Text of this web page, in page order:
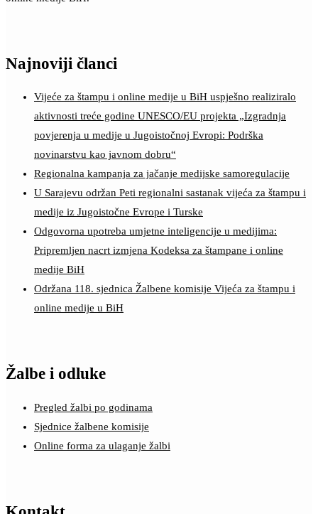
Najnoviji članci
Vijeće za štampu i online medije u BiH uspješno realiziralo
aktivnosti treće godine UNESCO/EU projekta „Izgradnja
povjerenja u medije u Jugoistočnoj Evropi: Podrška
novinarstvu kao javnom dobru“
Regionalna kampanja za jačanje medijske samoregulacije
U Sarajevu održan Peti regionalni sastanak vijeća za štampu i
medije iz Jugoistočne Evrope i Turske
Odgovorna upotreba umjetne inteligencije u medijima:
Pripremljen nacrt izmjena Kodeksa za štampane i online
medije BiH
Održana 118. sjednica Žalbene komisije Vijeća za štampu i
online medije u BiH
Žalbe i odluke
Pregled žalbi po godinama
Sjednice žalbene komisije
Online forma za ulaganje žalbi